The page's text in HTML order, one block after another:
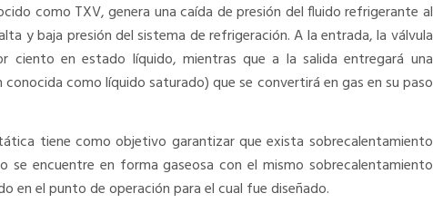
como TXV, genera una caída de presión del fluido refrigerante al
y baja presión del sistema de refrigeración. A la entrada, la válvula
ciento en estado líquido, mientras que a la salida entregará una
como líquido saturado) que se convertirá en gas en su paso
tiene como objetivo garantizar que exista sobrecalentamiento
se encuentre en forma gaseosa con el mismo sobrecalentamiento
en el punto de operación para el cual fue diseñado.